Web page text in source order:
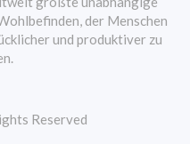
der Menschen
und produktiver zu
Reserved